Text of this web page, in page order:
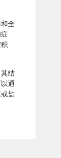
全
结
通
盐